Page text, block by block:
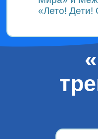
«Лето! Дети!